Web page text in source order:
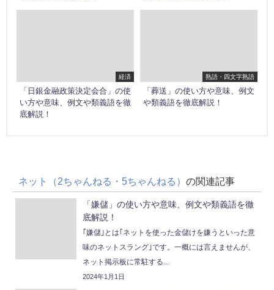
経済
「日銀金融政策決定会合」の使
い方や意味、例文や類義語を徹
底解説！
熟語・四文字熟語
「葬送」の使い方や意味、例文
や類義語を徹底解説！
ネット（2ちゃんねる・5ちゃんねる） の関連記事
「嫌儲」の使い方や意味、例文や類義語を徹
底解説！
｢嫌儲｣とは｢ネットを使った金儲けを嫌うといった意
味のネットスラング｣です。一概には言えませんが、
ネット掲示板に常駐する...
2024年1月1日